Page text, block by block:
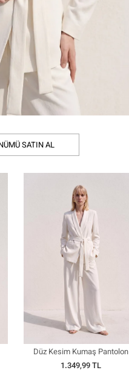
Düz Kesim Kumaş Pantolon
1.349,99 TL
SATIN AL